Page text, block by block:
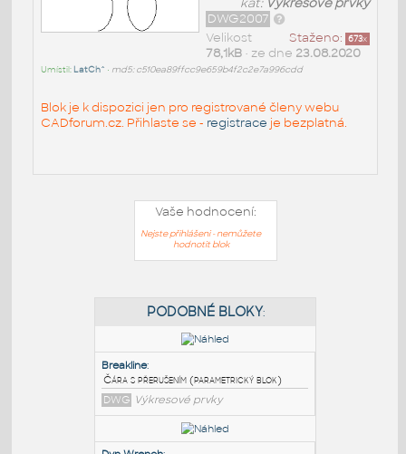
DWG2007
Staženo: 673x
Velikost
78,1kB• ze dne 23.08.2020
Umístil: LatCh^ • md5: c510ea89ffcc9e659b4f2c2e7a996cdd
Blok je k dispozici jen pro registrované členy webu
CADforum.cz. Přihlaste se - registrace je bezplatná.
Vaše hodnocení:
Nejste přihlášeni - nemůžete
hodnotit blok
PODOBNÉ BLOKY: